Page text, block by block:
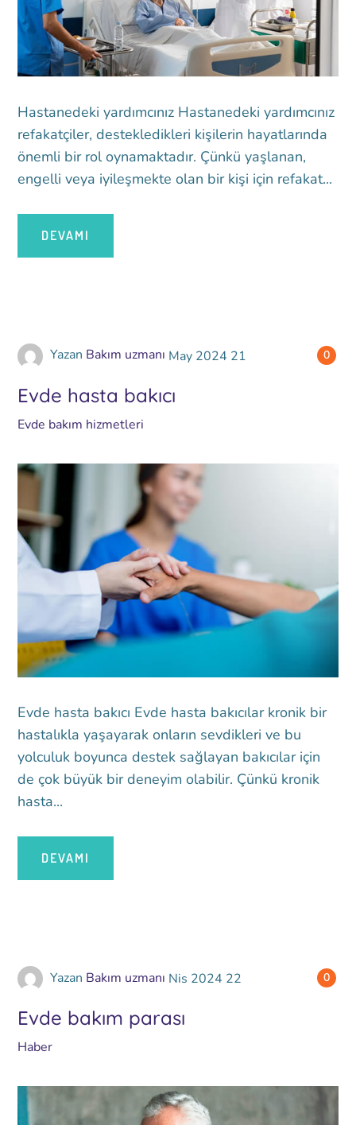
Hastanedeki yardımcınız Hastanedeki yardımcınız
refakatçiler, destekledikleri kişilerin hayatlarında
önemli bir rol oynamaktadır. Çünkü yaşlanan,
engelli veya iyileşmekte olan bir kişi için refakat...
DEVAMI
0
Yazan Bakım uzmanı May 2024 21
Evde hasta bakıcı
Evde bakım hizmetleri
Evde hasta bakıcı Evde hasta bakıcılar kronik bir
hastalıkla yaşayarak onların sevdikleri ve bu
yolculuk boyunca destek sağlayan bakıcılar için
de çok büyük bir deneyim olabilir. Çünkü kronik
hasta...
DEVAMI
0
Yazan Bakım uzmanı Nis 2024 22
Evde bakım parası
Haber